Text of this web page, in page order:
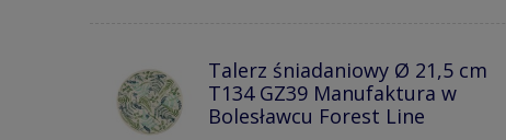
Talerz śniadaniowy Ø 21,5 cm
T134 GZ39 Manufaktura w
Bolesławcu Forest Line